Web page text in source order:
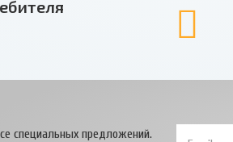
специальных предложений.